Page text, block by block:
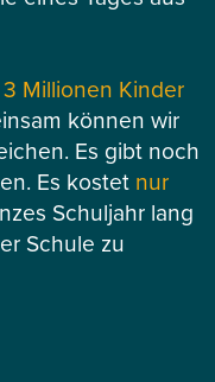
Millionen Kinder
können wir
Es gibt noch
Es kostet nur
Schuljahr lang
Schule zu